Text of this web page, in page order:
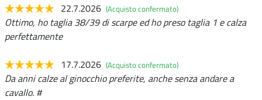
22.7.2026 (Acquisto confermato)
Ottimo, ho taglia 38/39 di scarpe ed ho preso taglia 1 e calza
perfettamente
17.7.2026 (Acquisto confermato)
Da anni calze al ginocchio preferite, anche senza andare a
cavallo. #